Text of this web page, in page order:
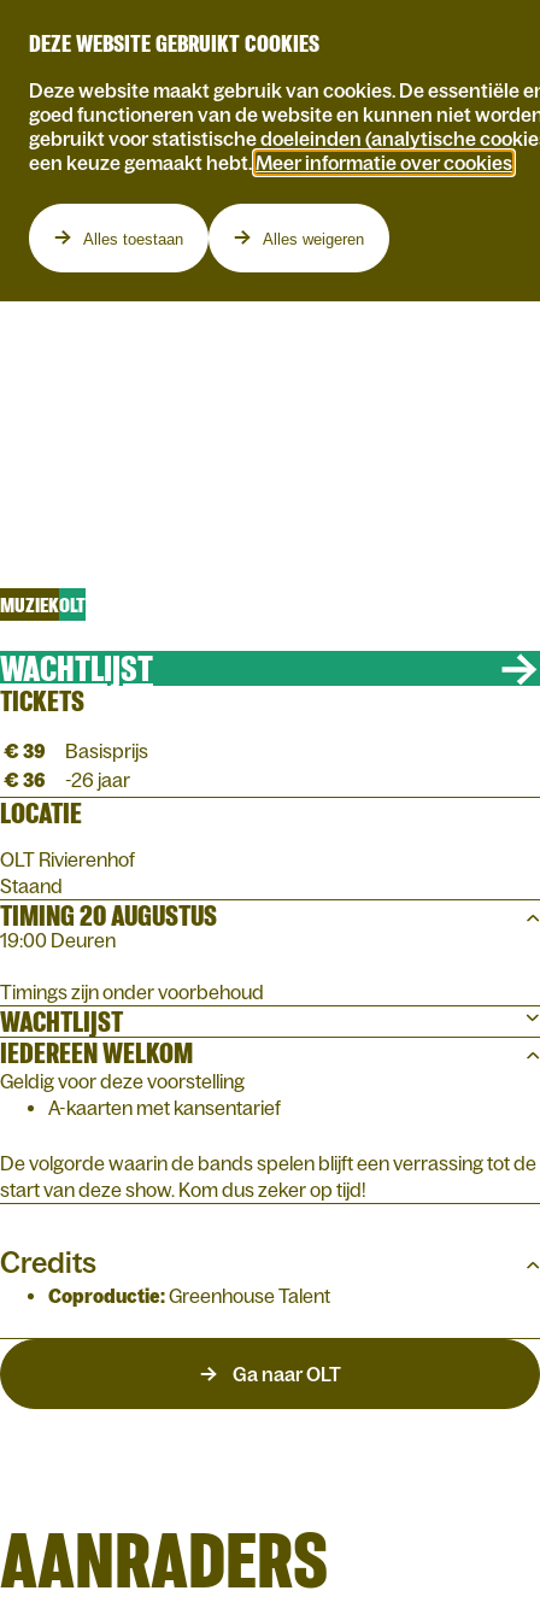
DEZE WEBSITE GEBRUIKT COOKIES
Deze website maakt gebruik van cookies. De essentiële
goed functioneren van de website en kunnen niet
gebruikt voor statistische doeleinden (analytische
een keuze gemaakt hebt. Meer informatie over cookies
Alles toestaan Alles weigeren
MUZIEKOLT
WACHTLIJST
TICKETS
€ 39
Basisprijs
€ 36
-26 jaar
LOCATIE
OLT Rivierenhof
Staand
TIMING 20 AUGUSTUS
19:00 Deuren
Timings zijn onder voorbehoud
WACHTLIJST
IEDEREEN WELKOM
Geldig voor deze voorstelling
A-kaarten met kansentarief
De volgorde waarin de bands spelen blijft een verrassing tot de
start van deze show. Kom dus zeker op tijd!
Credits
Coproductie:Greenhouse Talent
Ga naar OLT
AANRADERS